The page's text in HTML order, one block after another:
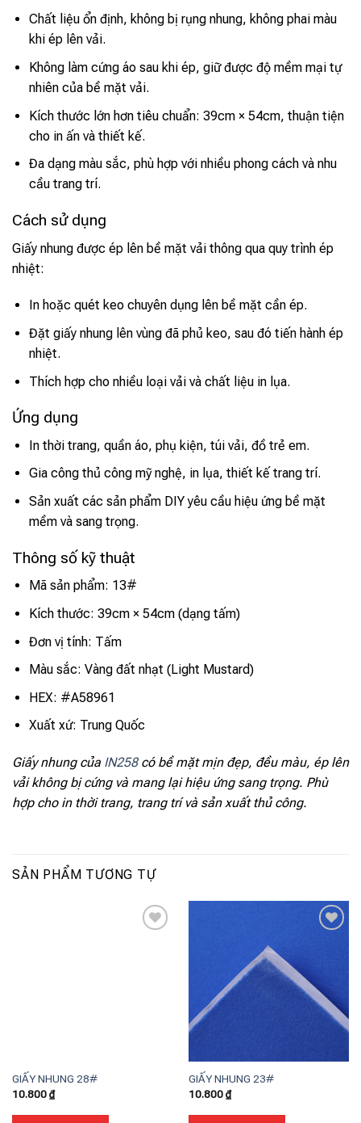
Chất liệu ổn định, không bị rụng nhung, không phai màu
khi ép lên vải.
Không làm cứng áo sau khi ép, giữ được độ mềm mại tự
nhiên của bề mặt vải.
Kích thước lớn hơn tiêu chuẩn: 39cm × 54cm, thuận tiện
cho in ấn và thiết kế.
Đa dạng màu sắc, phù hợp với nhiều phong cách và nhu
cầu trang trí.
Cách sử dụng
Giấy nhung được ép lên bề mặt vải thông qua quy trình ép
nhiệt:
In hoặc quét keo chuyên dụng lên bề mặt cần ép.
Đặt giấy nhung lên vùng đã phủ keo, sau đó tiến hành ép
nhiệt.
Thích hợp cho nhiều loại vải và chất liệu in lụa.
Ứng dụng
In thời trang, quần áo, phụ kiện, túi vải, đồ trẻ em.
Gia công thủ công mỹ nghệ, in lụa, thiết kế trang trí.
Sản xuất các sản phẩm DIY yêu cầu hiệu ứng bề mặt
mềm và sang trọng.
Thông số kỹ thuật
Mã sản phẩm: 13#
Kích thước: 39cm × 54cm (dạng tấm)
Đơn vị tính: Tấm
Màu sắc: Vàng đất nhạt (Light Mustard)
HEX: #A58961
Xuất xứ: Trung Quốc
Giấy nhung của IN258có bề mặt mịn đẹp, đều màu, ép lên
vải không bị cứng và mang lại hiệu ứng sang trọng. Phù
hợp cho in thời trang, trang trí và sản xuất thủ công.
SẢN PHẨM TƯƠNG TỰ
GIẤY NHUNG 28#
10.800₫
wishlist
GIẤY NHUNG 23#
10.800₫